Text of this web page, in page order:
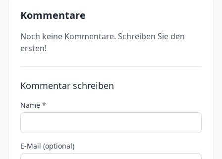
Kommentare
Noch keine Kommentare. Schreiben Sie den
ersten!
Kommentar schreiben
Name *
E-Mail (optional)